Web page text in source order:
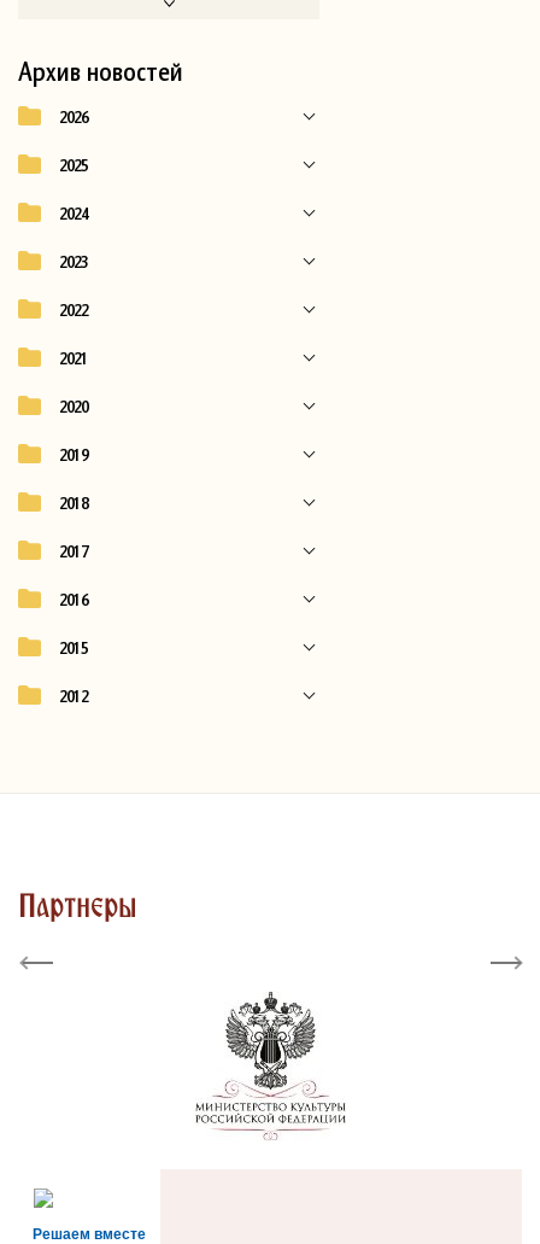
Архив новостей
2026
2025
2024
2023
2022
2021
2020
2019
2018
2017
2016
2015
2012
Партнеры
Previous Next
Решаем вместе